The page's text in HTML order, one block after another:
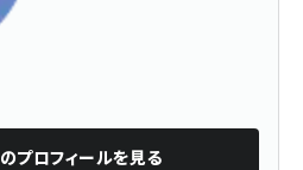
のプロフィールを見る